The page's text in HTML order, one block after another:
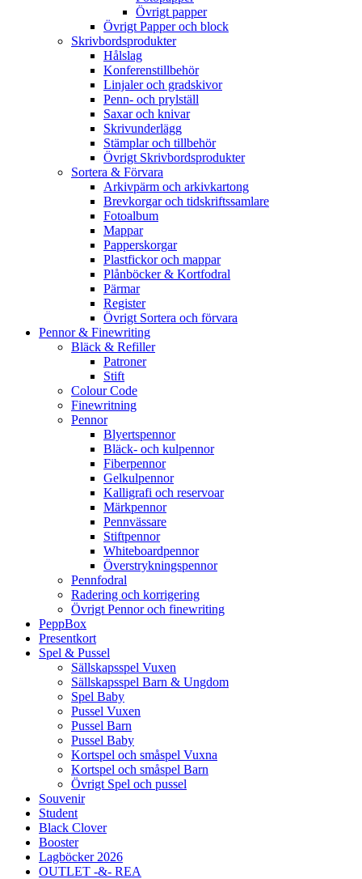
Övrigt papper
Övrigt Papper och block
Skrivbordsprodukter
Hålslag
Konferenstillbehör
Linjaler och gradskivor
Penn- och prylställ
Saxar och knivar
Skrivunderlägg
Stämplar och tillbehör
Övrigt Skrivbordsprodukter
Sortera & Förvara
Arkivpärm och arkivkartong
Brevkorgar och tidskriftssamlare
Fotoalbum
Mappar
Papperskorgar
Plastfickor och mappar
Plånböcker & Kortfodral
Pärmar
Register
Övrigt Sortera och förvara
Pennor & Finewriting
Bläck & Refiller
Patroner
Stift
Colour Code
Finewritning
Pennor
Blyertspennor
Bläck- och kulpennor
Fiberpennor
Gelkulpennor
Kalligrafi och reservoar
Märkpennor
Pennvässare
Stiftpennor
Whiteboardpennor
Överstrykningspennor
Pennfodral
Radering och korrigering
Övrigt Pennor och finewriting
PeppBox
Presentkort
Spel & Pussel
Sällskapsspel Vuxen
Sällskapsspel Barn & Ungdom
Spel Baby
Pussel Vuxen
Pussel Barn
Pussel Baby
Kortspel och småspel Vuxna
Kortspel och småspel Barn
Övrigt Spel och pussel
Souvenir
Student
Black Clover
Booster
Lagböcker 2026
OUTLET -&- REA